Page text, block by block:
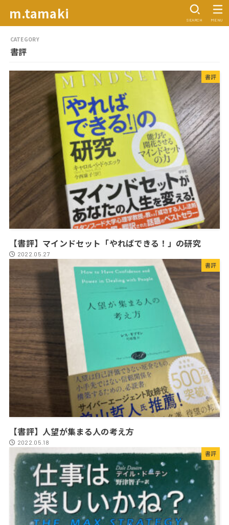
m.tamaki SEARCH MENU
書評
書評
【書評】マインドセット「やればできる！」の研究
2022.05.27
書評
【書評】人望が集まる人の考え方
2022.05.18
書評